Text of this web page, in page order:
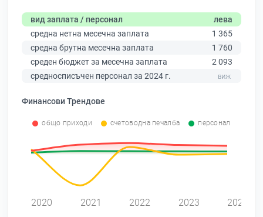
вид заплата / персонал
лева
средна нетна месечна заплата
1 365
средна брутна месечна заплата
1 760
среден бюджет за месечна заплата
2 093
средносписъчен персонал за 2024 г.
Финансови Трендове
общо приходи счетоводна печалба персонал
2020 2021 2022 2023 2024